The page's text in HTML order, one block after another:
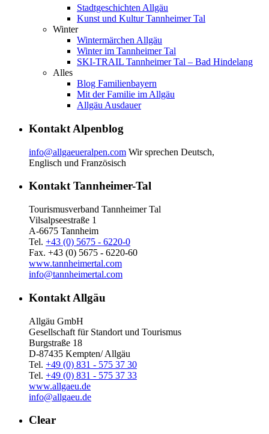
Stadtgeschichten Allgäu
Kunst und Kultur Tannheimer Tal
Winter
Wintermärchen Allgäu
Winter im Tannheimer Tal
SKI-TRAIL Tannheimer Tal – Bad Hindelang
Alles
Blog Familienbayern
Mit der Familie im Allgäu
Allgäu Ausdauer
Kontakt Alpenblog
info@allgaeueralpen.com Wir sprechen Deutsch,
Englisch und Französisch
Kontakt Tannheimer-Tal
Tourismusverband Tannheimer Tal
Vilsalpseestraße 1
A-6675 Tannheim
Tel. +43 (0) 5675 - 6220-0
Fax. +43 (0) 5675 - 6220-60
www.tannheimertal.com
info@tannheimertal.com
Kontakt Allgäu
Allgäu GmbH
Gesellschaft für Standort und Tourismus
Burgstraße 18
D-87435 Kempten/ Allgäu
Tel. +49 (0) 831 - 575 37 30
Tel. +49 (0) 831 - 575 37 33
www.allgaeu.de
info@allgaeu.de
Clear